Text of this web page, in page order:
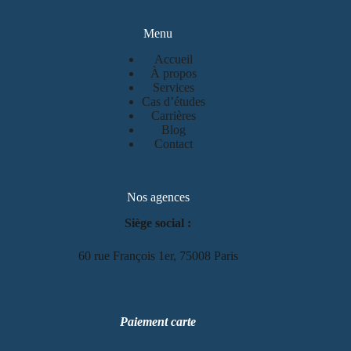
Menu
Accueil
À propos
Services
Cas d’études
Carrières
Blog
Contact
Nos agences
Siège social :
60 rue François 1er, 75008 Paris
Paiement carte